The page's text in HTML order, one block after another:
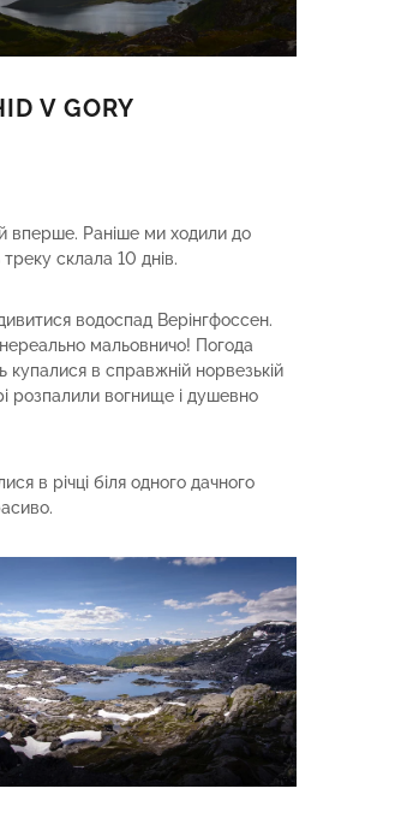
V GORY
Раніше ми ходили до
склала 10 днів.
водоспад Верінгфоссен.
мальовничо! Погода
купалися в справжній норвезькій
розпалили вогнище і душевно
в річці біля одного дачного